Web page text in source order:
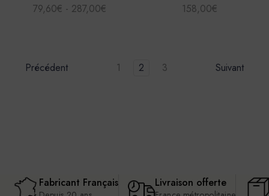
79,60€ - 287,00€ 158,00€
Précédent 1 2 3 Suivant
Fabricant Français Livraison offerte